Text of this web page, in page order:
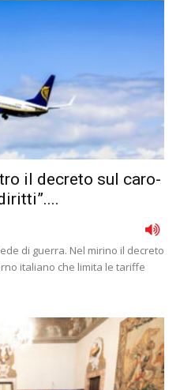
il decreto sul caro-
di guerra. Nel mirino il decreto
italiano che limita le tariffe